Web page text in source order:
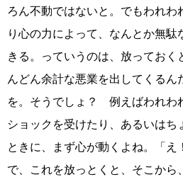
ろん不動ではないと。でもわれわ
り心の力によって、なんとか無
きる。っていうのは、放っておく
んどん余計な悪業を出してくるん
を。そうでしょ？ 例えばわれわ
ショックを受けたり、あるいはち
ときに、まず心が動くよね。「え
で、これを放っとくと、そこから